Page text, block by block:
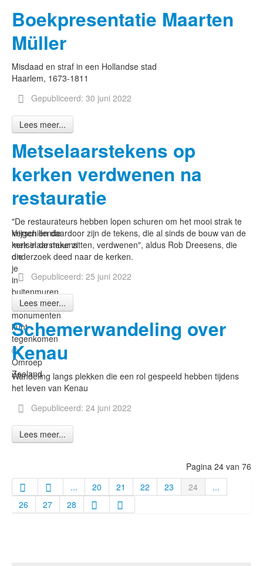
Boekpresentatie Maarten
Müller
Misdaad en straf in een Hollandse stad
Haarlem, 1673-1811
Gepubliceerd: 30 juni 2022
Lees meer...
Metselaarstekens op
kerken verdwenen na
restauratie
Verschillende
metselaarstekens
die
je
in
buitenmuren
van
monumenten
kunt
tegenkomen
©
Omroep
Zeeland
"De restaurateurs hebben lopen schuren om het mooi strak te
krijgen en daardoor zijn de tekens, die al sinds de bouw van de
kerk in de muur zitten, verdwenen", aldus Rob Dreesens, die
onderzoek deed naar de kerken.
Gepubliceerd: 25 juni 2022
Lees meer...
Schemerwandeling over
Kenau
Wandeling langs plekken die een rol gespeeld hebben tijdens
het leven van Kenau
Gepubliceerd: 24 juni 2022
Lees meer...
Pagina 24 van 76
...
20 21 22 23 24
...
26
27 28